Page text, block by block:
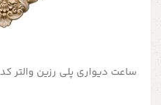
ساعت دیواری پلی رزین والتر کد 803